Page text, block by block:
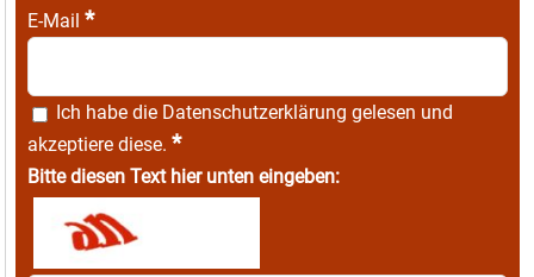
E-Mail *
Ich habe die Datenschutzerklärung gelesen und
akzeptiere diese. *
Bitte diesen Text hier unten eingeben: